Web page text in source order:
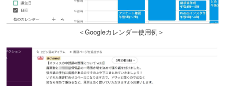
＜Googleカレンダー使用例＞